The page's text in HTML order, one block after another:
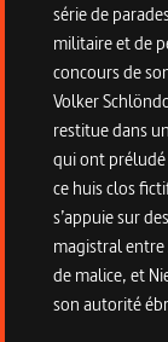
série de
militaire et de
concours de
Volker
restitue dans
qui ont préludé
ce huis clos
s’appuie sur
magistral
de malice, et
son autorité